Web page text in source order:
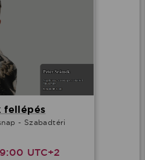
fellépés
- Szabadtéri
UTC+2